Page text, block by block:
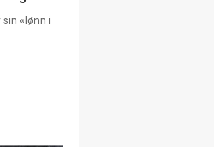
«lønn i